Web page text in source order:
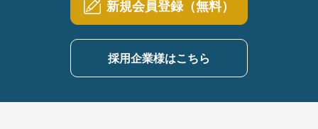
新規会員登録（無料）
採用企業様はこちら